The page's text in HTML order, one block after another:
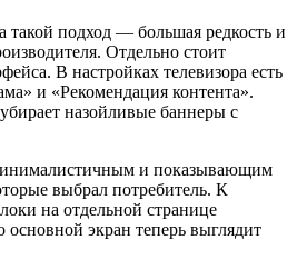
такой подход — большая редкость и
Отдельно стоит
В настройках телевизора есть
и «Рекомендация контента».
назойливые баннеры с
и показывающим
выбрал потребитель. К
на отдельной странице
экран теперь выглядит